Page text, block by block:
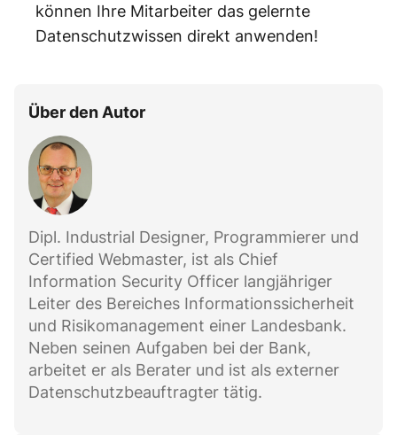
können Ihre Mitarbeiter das gelernte
Datenschutzwissen direkt anwenden!
Über den Autor
Dipl. Industrial Designer, Programmierer und
Certified Webmaster, ist als Chief
Information Security Officer langjähriger
Leiter des Bereiches Informationssicherheit
und Risikomanagement einer Landesbank.
Neben seinen Aufgaben bei der Bank,
arbeitet er als Berater und ist als externer
Datenschutzbeauftragter tätig.